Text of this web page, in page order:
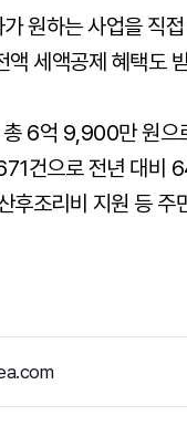
원하는 사업을 직
세액공제 혜택도
6억 9,900만 원
건으로 전년 대비
후조리비 지원 등 주